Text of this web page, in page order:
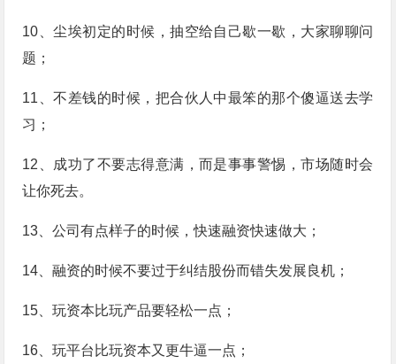
10、尘埃初定的时候，抽空给自己歇一歇，大家聊聊问
题；
11、不差钱的时候，把合伙人中最笨的那个傻逼送去学
习；
12、成功了不要志得意满，而是事事警惕，市场随时会
让你死去。
13、公司有点样子的时候，快速融资快速做大；
14、融资的时候不要过于纠结股份而错失发展良机；
15、玩资本比玩产品要轻松一点；
16、玩平台比玩资本又更牛逼一点；